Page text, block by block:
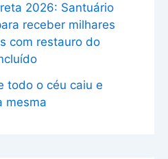
2026: Santuário
receber milhares
com restauro do
todo o céu caiu e
mesma